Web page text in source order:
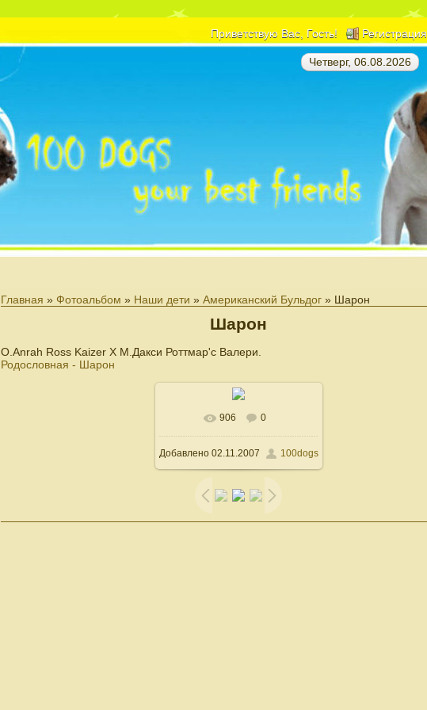
Приветствую Вас , Гость! Регистрация
Четверг, 06.08.2026
Главная » Фотоальбом » Наши дети » Американский Бульдог » Шарон
Шарон
О.Anrah Ross Kaizer Х М.Дакси Роттмар'c Валери.
Родословная - Шарон
В реальном размере
500x600/ 74.3Kb
906 0
Добавлено02.11.2007 100dogs